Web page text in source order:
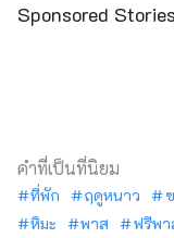
Sponsored Stories
คำที่เป็นที่นิยม
ที่พัก ฤดูหนาว
หิมะ
พาส ฟรีพา